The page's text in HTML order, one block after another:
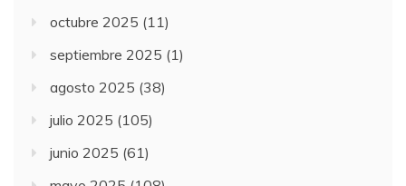
octubre 2025 (11)
septiembre 2025 (1)
agosto 2025 (38)
julio 2025 (105)
junio 2025 (61)